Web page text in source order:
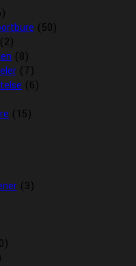
(50)
(2)
(8)
(7)
(6)
(15)
(3)